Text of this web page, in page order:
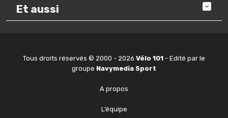
Et aussi
Tous droits réservés © 2000 - 2026 Vélo 101 - Edité par le
groupe Navymedia Sport
A propos
L’équipe